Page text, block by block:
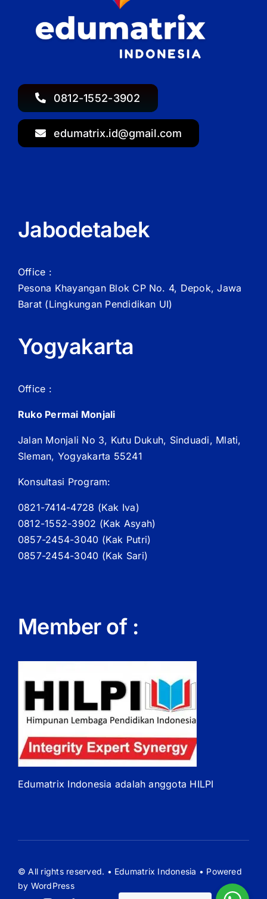
0812-1552-3902
edumatrix.id@gmail.com
Jabodetabek
Office :
Pesona Khayangan Blok CP No. 4, Depok, Jawa
Barat (Lingkungan Pendidikan UI)
Yogyakarta
Office :
Ruko Permai Monjali
Jalan Monjali No 3, Kutu Dukuh, Sinduadi, Mlati,
Sleman, Yogyakarta 55241
Konsultasi Program:
0821-7414-4728 (Kak Iva)
0812-1552-3902 (Kak Asyah)
0857-2454-3040 (Kak Putri)
0857-2454-3040 (Kak Sari)
Member of :
Edumatrix Indonesia adalah anggota HILPI
© All rights reserved. • Edumatrix Indonesia • Powered
by WordPress